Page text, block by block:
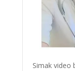
Simak video